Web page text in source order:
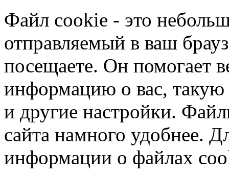
Файл cookie - это
отправляемый в ваш
посещаете. Он помогает
информацию о вас, такую
и другие настройки.
сайта намного удобнее.
информации о файлах